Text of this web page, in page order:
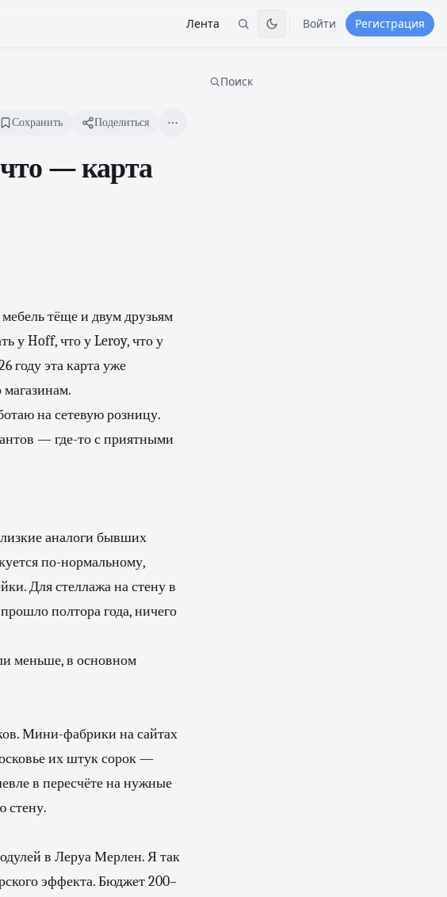
Лента Войти Регистрация
Сохранить Поделиться
что — карта
мебель тёще и двум друзьям
у Hoff, что у Leroy, что у
году эта карта уже
магазинам.
на сетевую розницу.
— где-то с приятными
аналоги бывших
по-нормальному,
Для стеллажа на стену в
полтора года, ничего
меньше, в основном
Мини-фабрики на сайтах
их штук сорок —
в пересчёте на нужные
стену.
в Леруа Мерлен. Я так
эффекта. Бюджет 200–
Поиск